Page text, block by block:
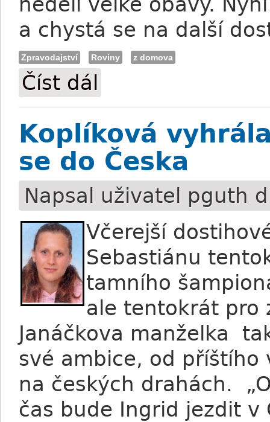
a chystá se na další
Zpravodajství Roviny z domova
Číst dál
Koplíková
se do Česka
Napsal uživatel pguth
Včerejší
Sebastiánu
tamního
ale tentokrát pro
Janáčkova manželka
své ambice, od
na českých drahách.
čas bude Ingrid jezdit